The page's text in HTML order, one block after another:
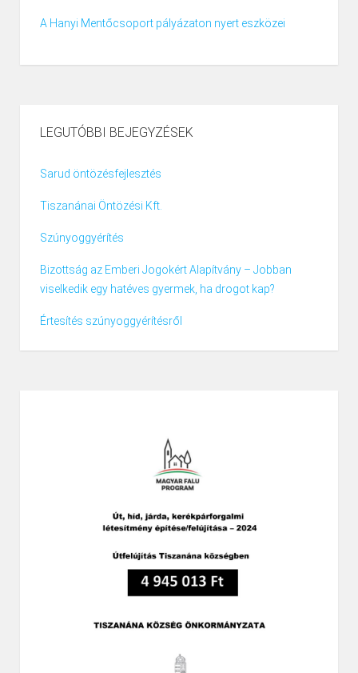
A Hanyi Mentőcsoport pályázaton nyert eszközei
LEGUTÓBBI BEJEGYZÉSEK
Sarud öntözésfejlesztés
Tiszanánai Öntözési Kft.
Szúnyoggyérítés
Bizottság az Emberi Jogokért Alapítvány – Jobban
viselkedik egy hatéves gyermek, ha drogot kap?
Értesítés szúnyoggyérítésről